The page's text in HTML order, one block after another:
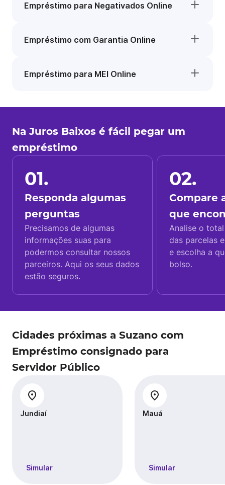
Empréstimo para Negativados Online
Empréstimo com Garantia Online
Empréstimo para MEI Online
Na Juros Baixos é fácil pegar um
empréstimo
01.
Responda algumas
perguntas
Precisamos de algumas
informações suas para
podermos consultar nossos
parceiros. Aqui os seus dados
estão seguros.
02.
Compare
que
Analise o
das parcelas
e escolha a
bolso.
Cidades próximas a Suzano com
Empréstimo consignado para
Servidor Público
Jundiaí
Simular
Mauá
Simular